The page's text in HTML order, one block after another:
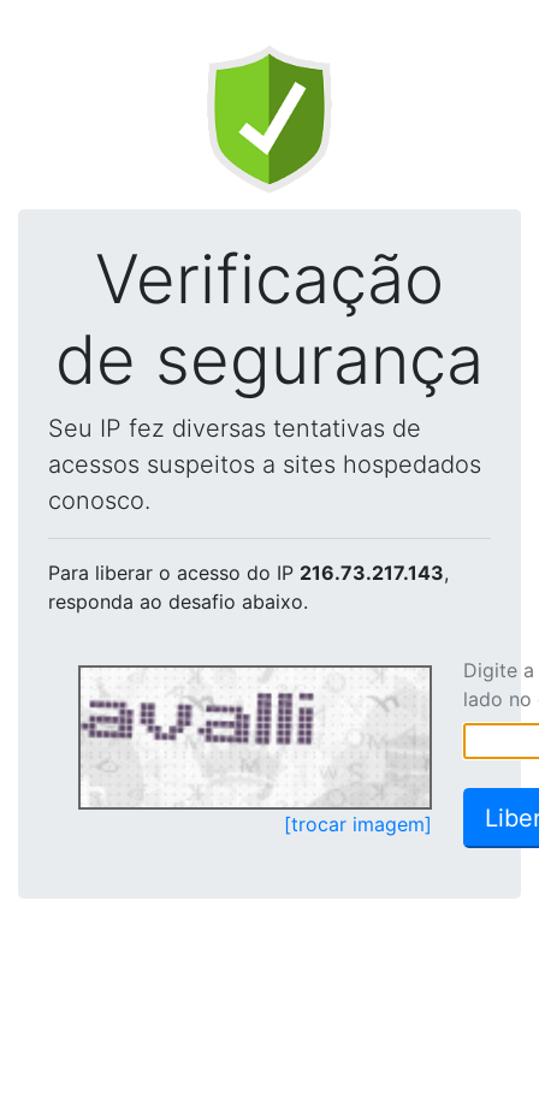
Verificação
de segurança
Seu IP fez diversas tentativas de
acessos suspeitos a sites hospedados
conosco.
Para liberar o acesso do IP 216.73.217.143,
responda ao desafio abaixo.
[trocar imagem]
Digite
lado no